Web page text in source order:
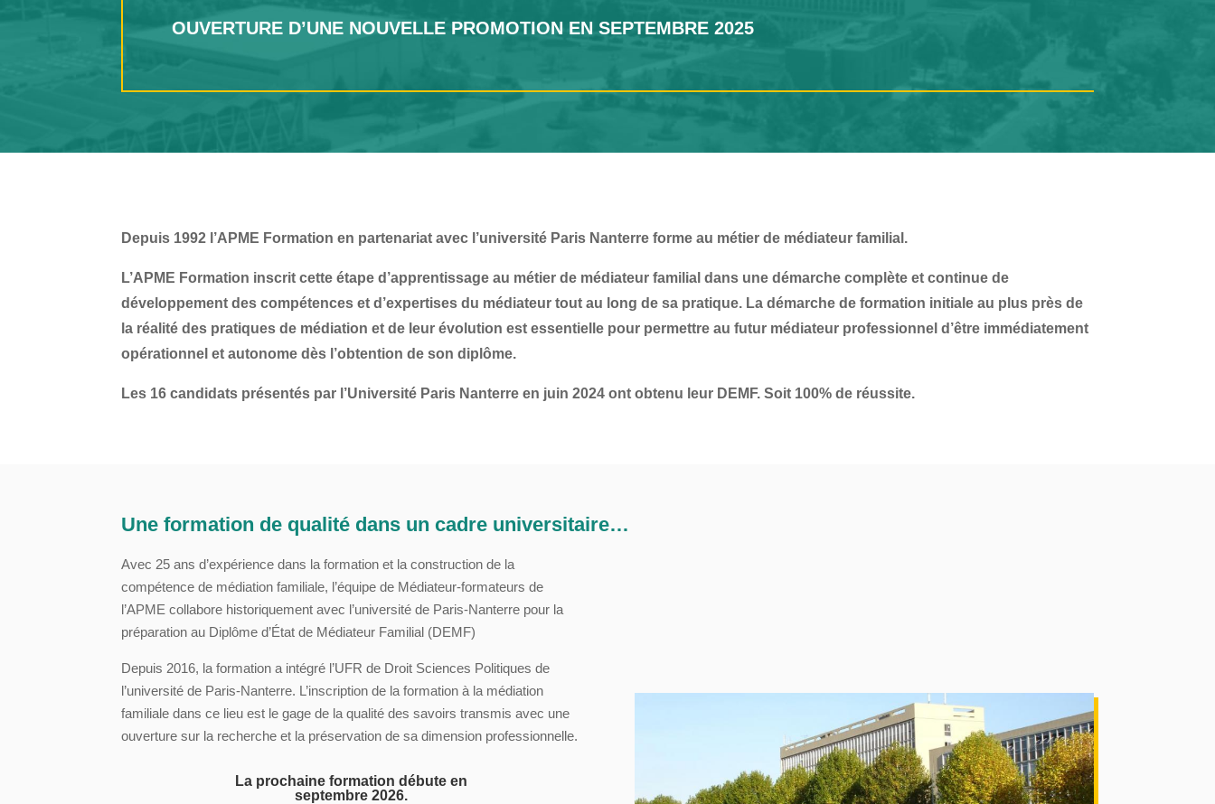
OUVERTURE D’UNE NOUVELLE PROMOTION EN SEPTEMBRE 2025
Depuis 1992 l’APME Formation en partenariat avec l’université Paris Nanterre forme au métier de médiateur familial.
L’APME Formation inscrit cette étape d’apprentissageau métier de médiateur familial dans une démarche complète et continue de
développement des compétences et d’expertises du médiateur tout au long de sa pratique. La démarche de formation initiale au plus près de
la réalité des pratiques de médiation et de leur évolution est essentielle pour permettre au futur médiateur professionnel d’être immédiatement
opérationnel et autonome dès l’obtention de son diplôme.
Les 16 candidats présentés par l’Université Paris Nanterre en juin 2024 ont obtenu leur DEMF. Soit 100% de réussite.
Une formation de qualité dans un cadre universitaire…
Avec 25 ans d’expérience dans la formation et la construction de la
compétence de médiation familiale, l’équipe de Médiateur-formateurs de
l’APME collabore historiquement avec l’université de Paris-Nanterre pour la
préparation au Diplôme d’État de Médiateur Familial (DEMF)
Depuis 2016, la formation a intégré l’UFR de Droit Sciences Politiques de
l’université de Paris-Nanterre. L’inscription de la formation à la médiation
familiale dans ce lieu est le gage de la qualité des savoirs transmis avec une
ouverture sur la recherche et la préservation de sa dimension professionnelle.
La prochaine formation débute en
septembre 2026.